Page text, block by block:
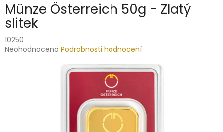
Münze Österreich 50g - Zlatý
slitek
10250
Průměrné
Neohodnoceno Podrobnosti hodnocení